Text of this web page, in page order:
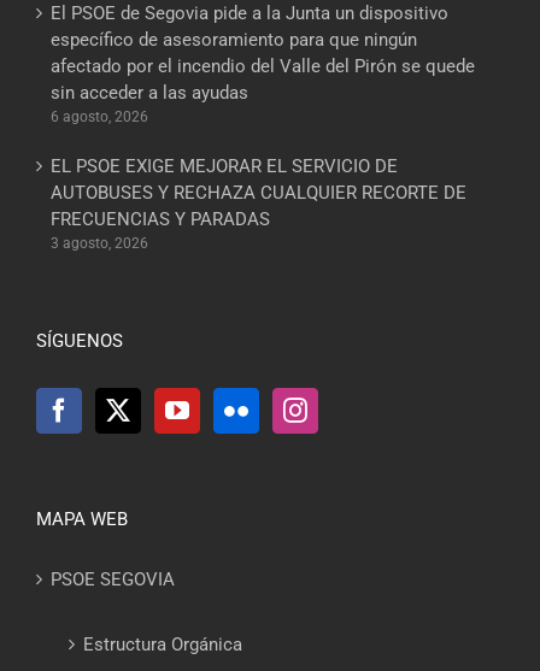
El PSOE de Segovia pide a la Junta un dispositivo
específico de asesoramiento para que ningún
afectado por el incendio del Valle del Pirón se quede
sin acceder a las ayudas
6 agosto, 2026
EL PSOE EXIGE MEJORAR EL SERVICIO DE
AUTOBUSES Y RECHAZA CUALQUIER RECORTE DE
FRECUENCIAS Y PARADAS
3 agosto, 2026
SÍGUENOS
MAPA WEB
PSOE SEGOVIA
Estructura Orgánica